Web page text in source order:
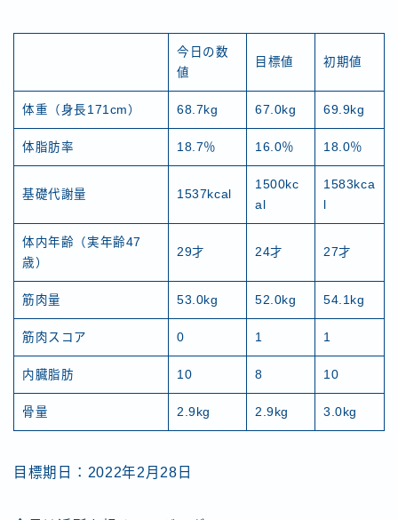
今日の数
値
目標値 初期値
体重（身長171cm） 68.7kg 67.0kg 69.9kg
体脂肪率 18.7％ 16.0％ 18.0％
基礎代謝量 1537kcal
1500kc
al
1583kca
体内年齢（実年齢47
歳）
29才 24才 27才
筋肉量 53.0kg 52.0kg 54.1kg
筋肉スコア 0 1 1
内臓脂肪 10 8 10
骨量 2.9kg 2.9kg 3.0kg
目標期日：2022年2月28日